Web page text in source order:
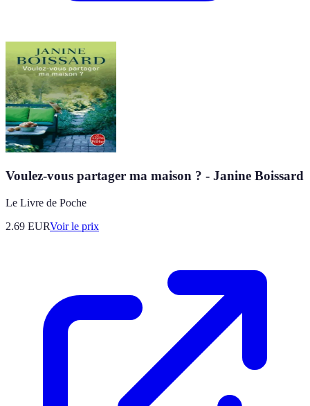
Voulez-vous partager ma maison ? - Janine Boissard
Le Livre de Poche
2.69 EURVoir le prix